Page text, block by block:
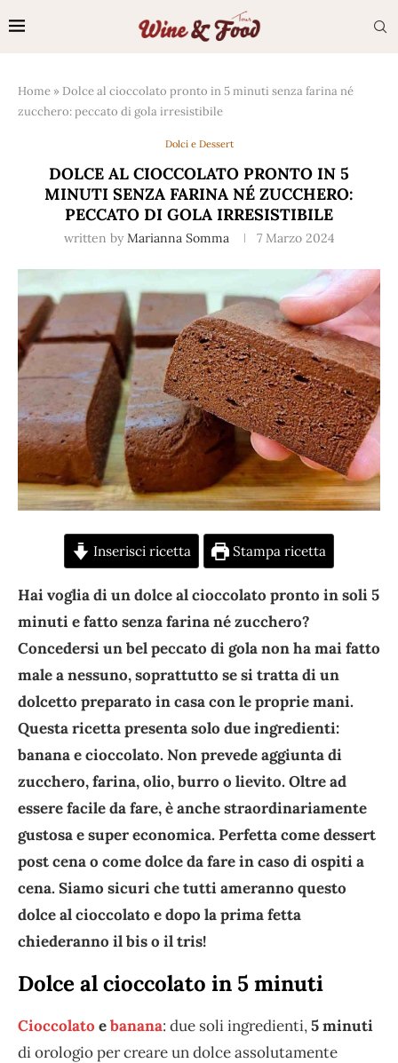
Home » Dolce al cioccolato pronto in 5 minuti senza farina né
zucchero: peccato di gola irresistibile
Dolci e Dessert
DOLCE AL CIOCCOLATO PRONTO IN 5
MINUTI SENZA FARINA NÉ ZUCCHERO:
PECCATO DI GOLA IRRESISTIBILE
written by Marianna Somma 7 Marzo 2024
Inserisci ricetta Stampa ricetta
Hai voglia di un dolce al cioccolato pronto in soli 5
minuti e fatto senza farina né zucchero?
Concedersi un bel peccato di gola non ha mai fatto
male a nessuno, soprattutto se si tratta di un
dolcetto preparato in casa con le proprie mani.
Questa ricetta presenta solo due ingredienti:
banana e cioccolato. Non prevede aggiunta di
zucchero, farina, olio, burro o lievito. Oltre ad
essere facile da fare, è anche straordinariamente
gustosa e super economica. Perfetta come dessert
post cena o come dolce da fare in caso di ospiti a
cena. Siamo sicuri che tutti ameranno questo
dolce al cioccolato e dopo la prima fetta
chiederanno il bis o il tris!
Dolce al cioccolato in 5 minuti
Cioccolato ebanana: due soli ingredienti,5 minuti
di orologio per creare un dolce assolutamente